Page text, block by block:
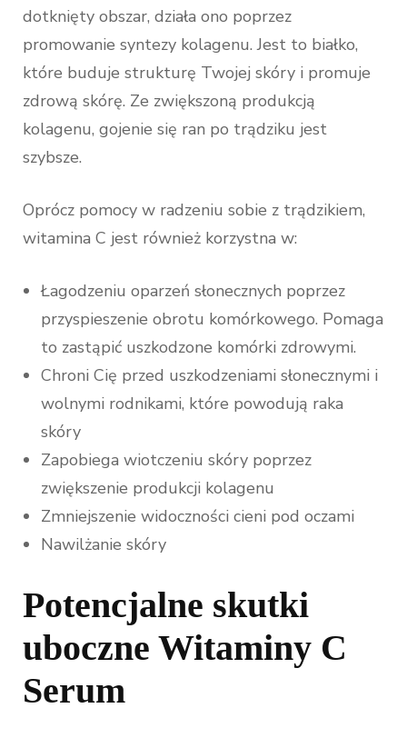
dotknięty obszar, działa ono poprzez
promowanie syntezy kolagenu. Jest to białko,
które buduje strukturę Twojej skóry i promuje
zdrową skórę. Ze zwiększoną produkcją
kolagenu, gojenie się ran po trądziku jest
szybsze.
Oprócz pomocy w radzeniu sobie z trądzikiem,
witamina C jest również korzystna w:
Łagodzeniu oparzeń słonecznych poprzez
przyspieszenie obrotu komórkowego. Pomaga
to zastąpić uszkodzone komórki zdrowymi.
Chroni Cię przed uszkodzeniami słonecznymi i
wolnymi rodnikami, które powodują raka
skóry
Zapobiega wiotczeniu skóry poprzez
zwiększenie produkcji kolagenu
Zmniejszenie widoczności cieni pod oczami
Nawilżanie skóry
Potencjalne skutki
uboczne Witaminy C
Serum